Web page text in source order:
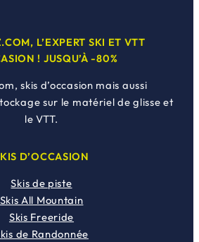
L’EXPERT SKI ET VTT
! JUSQU’À -80%
skis d’occasion mais aussi
sur le matériel de glisse et
le VTT.
D’OCCASION
Skis de piste
Skis All Mountain
Skis Freeride
de Randonnée